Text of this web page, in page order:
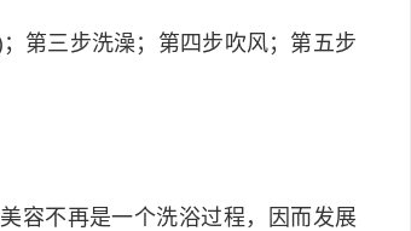
第三步洗澡；第四步吹风；第五步
容不再是一个洗浴过程，因而发展